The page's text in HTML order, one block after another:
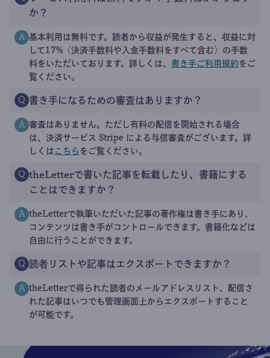
か？
A 基本利用は無料です。読者から収益が発生すると、収益に対
して17%（決済手数料や入金手数料をすべて含む）の手数
料をいただいております。詳しくは、 書き手ご利用規約 をご
覧ください。
Q 書き手になるための審査はありますか？
A 審査はありません。ただし有料の配信を開始される場合
は、決済サービス Stripe による与信審査がございます。詳
しくは こちら をご覧ください。
Q theLetterで書いた記事を転載したり、書籍にする
ことはできますか？
A theLetterで執筆いただいた記事の著作権は書き手にあり、
コンテンツは書き手がコントロールできます。書籍化などは
自由に行うことができます。
Q 読者リストや記事はエクスポートできますか？
A theLetterで得られた読者のメールアドレスリスト、配信さ
れた記事はいつでも管理画面上からエクスポートすること
が可能です。